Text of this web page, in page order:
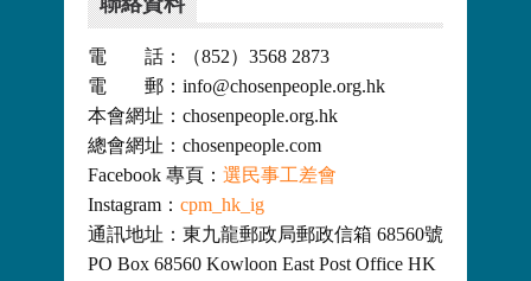
電 話：（852）3568 2873
電 郵：info@chosenpeople.org.hk
本會網址：chosenpeople.org.hk
總會網址：chosenpeople.com
Facebook 專頁： 選民事工差會
Instagram： cpm_hk_ig
通訊地址：東九龍郵政局郵政信箱 68560號
PO Box 68560 Kowloon East Post Office HK